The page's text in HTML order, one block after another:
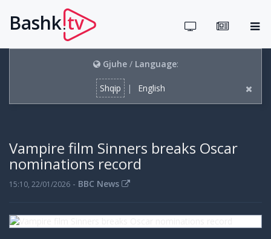
Bashk.tv
Gjuhe/ Language:
Shqip | English
Vampire film Sinners breaks Oscar
nominations record
15:10, 22/01/2026 - BBC News